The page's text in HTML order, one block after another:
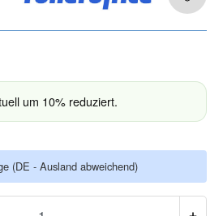
um 10% reduziert.
(DE - Ausland abweichend)